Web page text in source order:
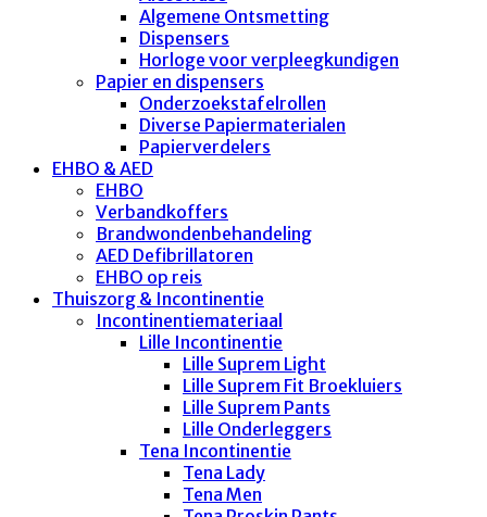
Algemene Ontsmetting
Dispensers
Horloge voor verpleegkundigen
Papier en dispensers
Onderzoekstafelrollen
Diverse Papiermaterialen
Papierverdelers
EHBO & AED
EHBO
Verbandkoffers
Brandwondenbehandeling
AED Defibrillatoren
EHBO op reis
Thuiszorg & Incontinentie
Incontinentiemateriaal
Lille Incontinentie
Lille Suprem Light
Lille Suprem Fit Broekluiers
Lille Suprem Pants
Lille Onderleggers
Tena Incontinentie
Tena Lady
Tena Men